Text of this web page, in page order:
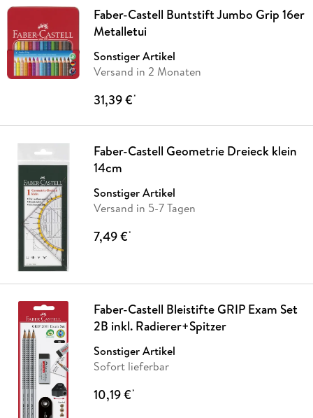
Faber-Castell Buntstift Jumbo Grip 16er
Metalletui
Sonstiger Artikel
Versand in 2 Monaten
31,39 €*
Faber-Castell Geometrie Dreieck klein
14cm
Sonstiger Artikel
Versand in 5-7 Tagen
7,49 €*
Faber-Castell Bleistifte GRIP Exam Set
2B inkl. Radierer+Spitzer
Sonstiger Artikel
Sofort lieferbar
10,19 €*